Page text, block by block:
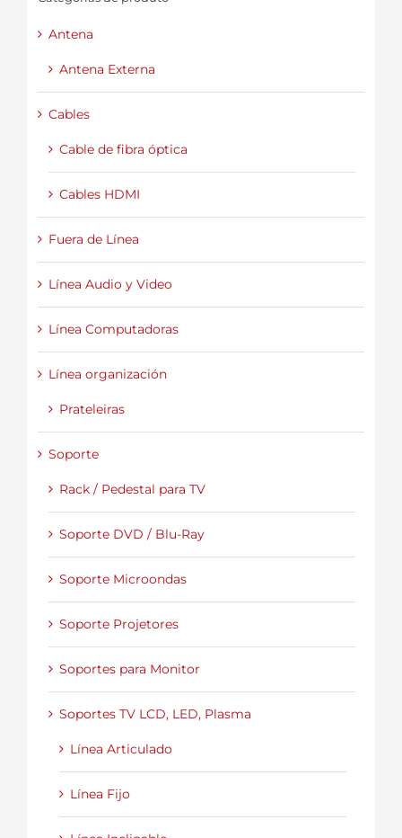
Antena
Antena Externa
Cables
Cable de fibra óptica
Cables HDMI
Fuera de Línea
Línea Audio y Video
Línea Computadoras
Línea organización
Prateleiras
Soporte
Rack / Pedestal para TV
Soporte DVD / Blu-Ray
Soporte Microondas
Soporte Projetores
Soportes para Monitor
Soportes TV LCD, LED, Plasma
Línea Articulado
Línea Fijo